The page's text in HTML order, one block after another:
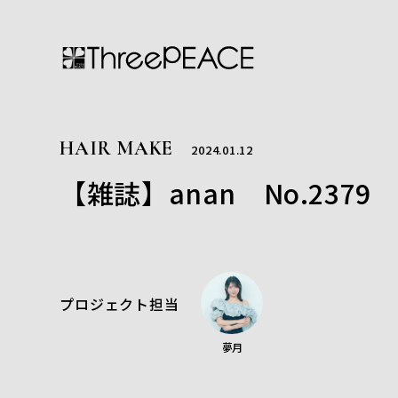
HAIR MAKE 2024.01.12
【雑誌】anan No.2379
プロジェクト担当
夢月